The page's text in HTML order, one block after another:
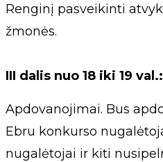
Renginį pasveikinti
žmonės.
III dalis nuo 18 iki 19 val.:
Apdovanojimai. Bus
Ebru konkurso
nugalėtojai ir kiti